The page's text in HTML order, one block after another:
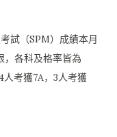
試（SPM） 成績本月
各科及格率皆為
人考獲7A，3人考獲